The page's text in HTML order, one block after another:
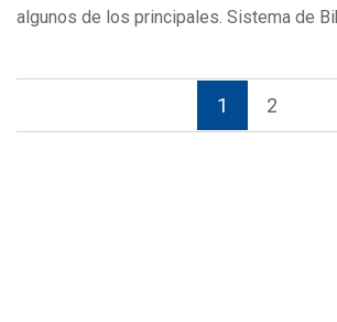
algunos de los principales. Sistema de
1 2